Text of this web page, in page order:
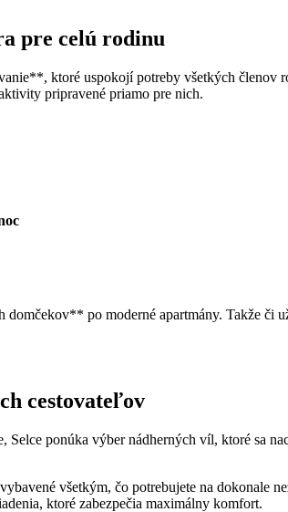
pre celú rodinu
ktoré uspokojí potreby všetkých členov
pripravené priamo pre nich.
po moderné apartmány. Takže
cestovateľov
Selce ponúka výber nádherných víl, ktoré sa
všetkým, čo potrebujete na dokonale
ktoré zabezpečia maximálny komfort.